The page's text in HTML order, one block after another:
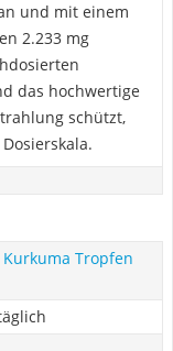
und mit einem
2.233 mg
das hochwertige
schützt,
Tropfen